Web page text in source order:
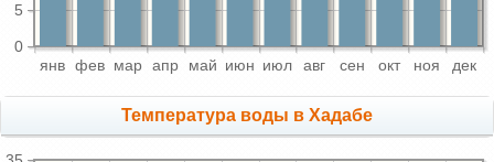
янв фев мар апр май июн июл авг сен окт ноя дек
0
5
Температура воды в Хадабе